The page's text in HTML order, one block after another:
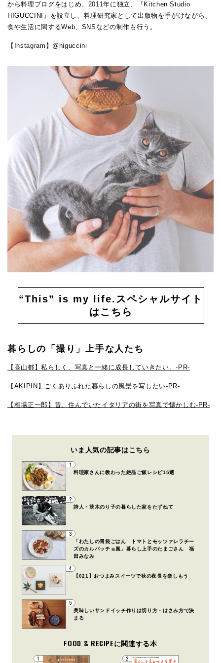
から料理ブログをはじめ、2011年に独立、『Kitchen Studio
HIGUCCINI』を設立し、料理研究家として出版物を手がけながら、
食や生活に関するWeb、SNSなどの制作も行う。
【Instagram】 @higuccini
“This” is my life.スペシャルサイト
はこちら
暮らしの「撮り」上手な人たち
【高山都】私らしく、写真と一緒に成長していきたい。-PR-
【AKIPIN】ごくありふれた暮らしの風景を写したい-PR-
【相場正一郎】昔、住んでいたイタリアの街を写真で懐かしむ-PR-
いま人気の記事はこちら
1
料理家さんに教わった絶品ご飯レシピ15選
2
詩人・茨木のり子の暮らした家をたずねて
3
「わたしの胃袋ごはん トマトとモッツァレラチー
ズのカルパッチョ風」暮らし上手のたまごさん 福
田みなみ
4
【021】おつまみスイーツで秋の夜長を楽しもう
5
美味しいサンドイッチ作りは切り方・はさみ方で決
まる
FOOD & RECIPEに関連する本
1 2